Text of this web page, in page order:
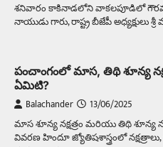
శనివారం కాకినాడలోని వాకలపూడిలో గౌరవ
నాయుడు గారు, రాష్ట్ర బీజేపీ అధ్యక్షులు
పంచాంగంలో మాస, తిథి శూన్య
ఏమిటి?
Balachander 13/06/2025
మాస శూన్య నక్షత్రం మరియు తిథి శూన్య
వివరణ హిందూ జ్యోతిషశాస్త్రంలో